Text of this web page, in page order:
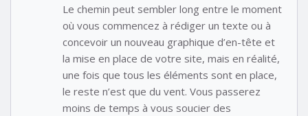
Le chemin peut sembler long entre le moment
où vous commencez à rédiger un texte ou à
concevoir un nouveau graphique d’en-tête et
la mise en place de votre site, mais en réalité,
une fois que tous les éléments sont en place,
le reste n’est que du vent. Vous passerez
moins de temps à vous soucier des